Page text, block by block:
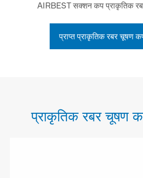
AIRBEST सक्शन कप प्राकृतिक
प्राप्त प्राकृतिक रबर चूषण
प्राकृतिक रबर चूषण